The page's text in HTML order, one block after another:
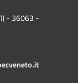
- 36063 -